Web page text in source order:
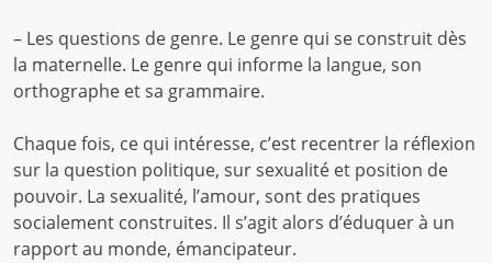
– Les questions de genre. Le genre qui se construit dès
la maternelle. Le genre qui informe la langue, son
orthographe et sa grammaire.
Chaque fois, ce qui intéresse, c’est recentrer la réflexion
sur la question politique, sur sexualité et position de
pouvoir. La sexualité, l’amour, sont des pratiques
socialement construites. Il s’agit alors d’éduquer à un
rapport au monde, émancipateur.